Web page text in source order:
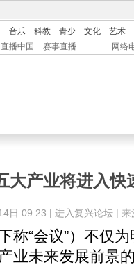
音乐 科教 青少 文化
艺术
直播中国 赛事直播 网络
大产业将进入快
日 09:23 | 进入复兴论坛| 来
“会议”）不仅为
业未来发展前景